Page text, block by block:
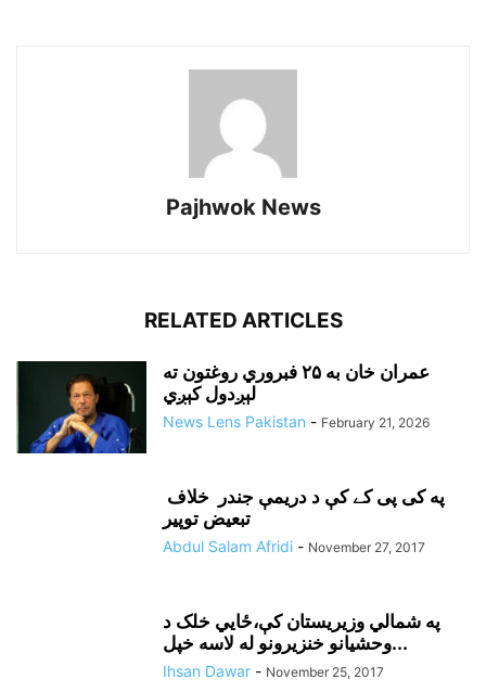
Pajhwok News
RELATED ARTICLES
عمران خان به ۲۵ فبروري روغتون ته
لېږدول کېږي
News Lens Pakistan - February 21, 2026
په کی پی کے کې د دريمې جندر خلاف
تبعيض توپير
Abdul Salam Afridi - November 27, 2017
په شمالي وزيريستان کې،ځايي خلک د
وحشيانو خنزيرونو له لاسه خپل...
Ihsan Dawar - November 25, 2017